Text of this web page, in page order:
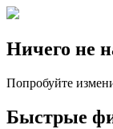
Ничего не
Попробуйте
Быстрые